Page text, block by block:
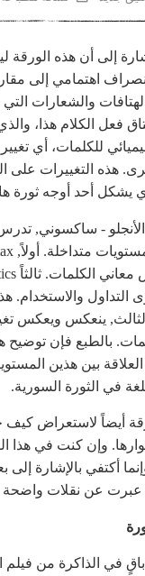
إلى أن هذه الورقة
اهتمامي إلى
والشعارات
فعل الكلام هذا،
للكلمات، أي
هذه التغييرات على
يشكل أحد أوجه ثورة
- ساكسوني,
والاستخدام.
ينعكس ويعكس
بالطبع فإن توضيح
بين هذين
في الثورة السورية.
أيضاً لاستعراض كيف
وإن كنت في هذا
أكتفي بالإشارة
عبرت عن نقلات واضحة
في الذاكرة من فيلم